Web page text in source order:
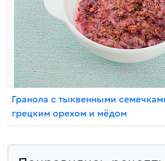
Гранола с тыквенными
грецким орехом и мёдом